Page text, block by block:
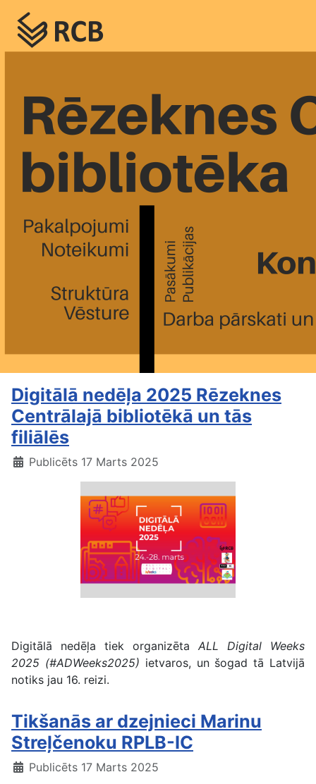
Digitālā nedēļa 2025 Rēzeknes
Centrālajā bibliotēkā un tās
filiālēs
Publicēts 17 Marts 2025
Digitālā nedēļa tiek organizēta ALL Digital Weeks
2025 (#ADWeeks2025) ietvaros, un šogad tā Latvijā
notiks jau 16. reizi.
Tikšanās ar dzejnieci Marinu
Streļčenoku RPLB-IC
Publicēts 17 Marts 2025